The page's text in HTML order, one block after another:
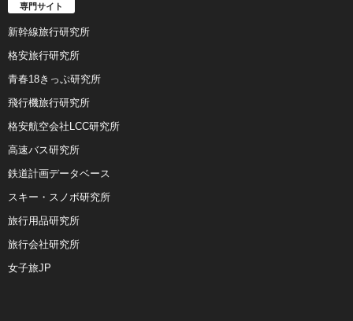
専門サイト
新幹線旅行研究所
格安旅行研究所
青春18きっぷ研究所
飛行機旅行研究所
格安航空会社LCC研究所
高速バス研究所
鉄道計画データベース
スキー・スノボ研究所
旅行用品研究所
旅行会社研究所
女子旅JP